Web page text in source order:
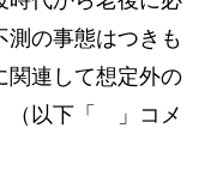
測の事態はつきも
関連して想定外の
（以下「 」コメ